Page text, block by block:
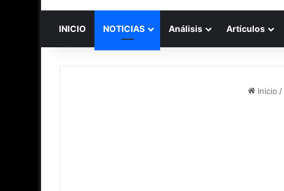
INICIO NOTICIAS Análisis Artículos
Inicio /